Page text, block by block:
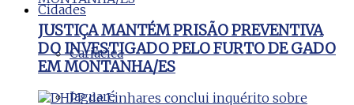
Cidades
Cariacica
Jaguaré
JUSTIÇA MANTÉM PRISÃO PREVENTIVA
DO INVESTIGADO PELO FURTO DE GADO
EM MONTANHA/ES